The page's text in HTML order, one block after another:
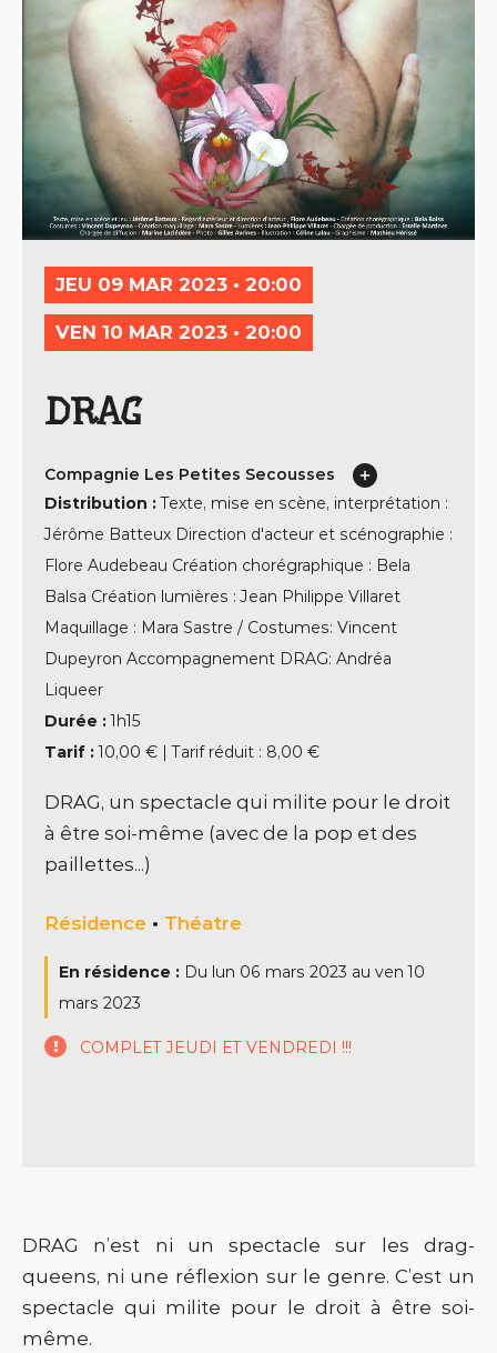
JEU 09 MAR 2023 • 20:00
VEN 10 MAR 2023 • 20:00
DRAG
Compagnie Les Petites Secousses
Distribution :Texte, mise en scène, interprétation :
Jérôme Batteux Direction d'acteur et scénographie :
Flore Audebeau Création chorégraphique : Bela
Balsa Création lumières : Jean Philippe Villaret
Maquillage : Mara Sastre / Costumes: Vincent
Dupeyron Accompagnement DRAG: Andréa
Liqueer
Durée :1h15
Tarif :10,00 € | Tarif réduit : 8,00 €
DRAG, un spectacle qui milite pour le droit
à être soi-même (avec de la pop et des
paillettes...)
Résidence • Théatre
En résidence : Du lun 06 mars 2023 au ven 10
mars 2023
COMPLET JEUDI ET VENDREDI !!!
DRAG n’est ni un spectacle sur les drag-
queens, ni une réflexion sur le genre. C’est un
spectacle qui milite pour le droit à être soi-
même.